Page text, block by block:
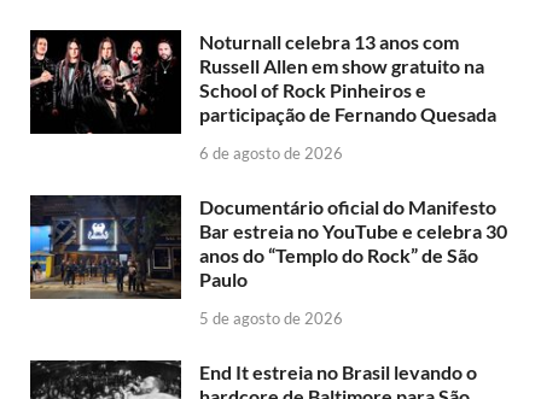
Noturnall celebra 13 anos com
Russell Allen em show gratuito na
School of Rock Pinheiros e
participação de Fernando Quesada
6 de agosto de 2026
Documentário oficial do Manifesto
Bar estreia no YouTube e celebra 30
anos do “Templo do Rock” de São
Paulo
5 de agosto de 2026
End It estreia no Brasil levando o